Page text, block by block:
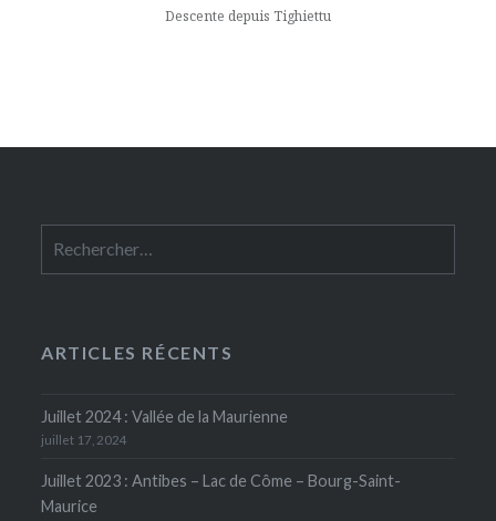
Descente depuis Tighiettu
ARTICLES RÉCENTS
Juillet 2024 : Vallée de la Maurienne
juillet 17, 2024
Juillet 2023 : Antibes – Lac de Côme – Bourg-Saint-
Maurice